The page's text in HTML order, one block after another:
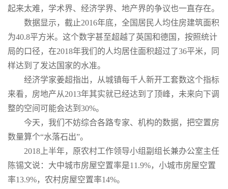
起来太难，学术界、经济学界、地产界的争议也一直存在。
数据显示，截止2016年底，全国居民人均住房建筑面积
为40.8平方米。这个数字甚至超越了英国和德国，按照统计
局的口径，在2018年我们的人均居住面积超过了36平米，同
样达到了发达国家的水准。
经济学家姜超指出，从城镇每千人新开工套数这个指标
来看，房地产从2013年其实就已经达到了顶峰，未来向下调
整的空间可能会达到30%。
今天，我们不妨综合各路专家、机构的数据，把空置房
数量算个“水落石出”。
2018上半年，原农村工作领导小组副组长兼办公室主任
陈锡文说：大中城市房屋空置率是11.9%，小城市房屋空置
率13.9%，农村房屋空置率14%。